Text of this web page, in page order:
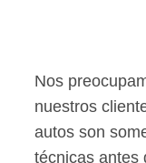
Nos
nuestros
autos son
técnicas antes